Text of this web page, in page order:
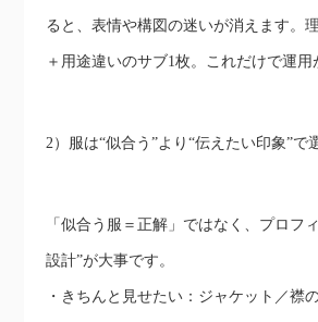
ると、表情や構図の迷いが消えます。
＋用途違いのサブ1枚。これだけで運用
2）服は“似合う”より“伝えたい印象”で
「似合う服＝正解」ではなく、プロフ
設計”が大事です。
・きちんと見せたい：ジャケット／襟